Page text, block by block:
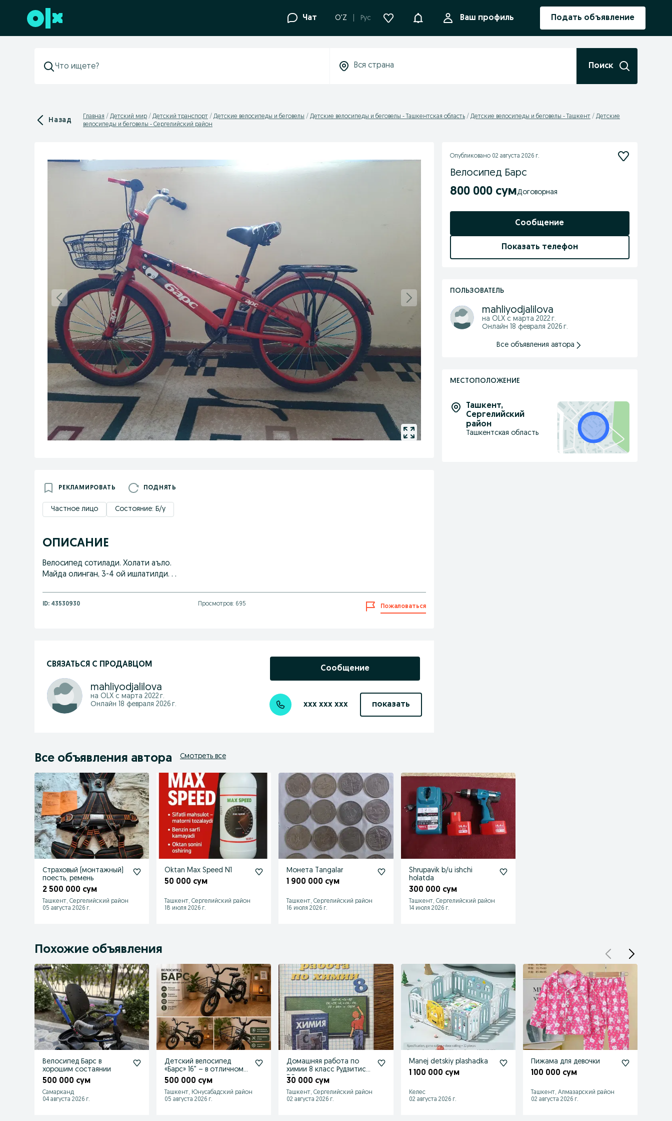
Перейти к нижнему колонтитулу Чат O'Z Рус УведомленияВаш профиль Подать объявление
Поиск
Назад Главная Детский мир Детский транспорт Детские велосипеды и беговелы Детские велосипеды и беговелы - Ташкентская область Детские велосипеды и беговелы - Ташкент
Детские
велосипеды и беговелы - Сергелийский район
РЕКЛАМИРОВАТЬ ПОДНЯТЬ
Частное лицо Состояние: Б/у
ОПИСАНИЕ
Велосипед сотилади. Холати аъло.
Майда олинган, 3-4 ой ишлатилди. . .
ID: 43530930 Просмотров: 695 Пожаловаться
СВЯЗАТЬСЯ С ПРОДАВЦОМ
mahliyodjalilova
на OLX с марта 2022 г.
Онлайн 18 февраля 2026 г.
Сообщение
xxx xxx xxx показать
Опубликовано 02 августа 2026 г.
Велосипед Барс
800 000 сум Договорная
Сообщение
Показать телефон
ПОЛЬЗОВАТЕЛЬ
mahliyodjalilova
на OLX с марта 2022 г.
Онлайн 18 февраля 2026 г.
Все объявления автора
МЕСТОПОЛОЖЕНИЕ
Ташкент,
Сергелийский
район
Ташкентская область
Все объявления автора Смотреть все
Страховый (монтажный)
поесть, ремень
2 500 000 сум
Ташкент, Сергелийский район
05 августа 2026 г.
Oktan Max Speed N1
50 000 сум
Ташкент, Сергелийский район
18 июля 2026 г.
Монета Tangalar
1 900 000 сум
Ташкент, Сергелийский район
16 июля 2026 г.
Shrupavik b/u ishchi
holatda
300 000 сум
Ташкент, Сергелийский район
14 июля 2026 г.
Похожие объявления
Велосипед Барс в
хорошим состаянии
500 000 сум
Самарканд
04 августа 2026 г.
Детский велосипед
«Барс» 16” – в отличном
состоянии
500 000 сум
Ташкент, Юнусабадский район
05 августа 2026 г.
Домашняя работа по
химии 8 класс Рудзитис
Г.Е.
30 000 сум
Ташкент, Сергелийский район
02 августа 2026 г.
Manej detskiy plashadka
1 100 000 сум
Келес
02 августа 2026 г.
Пижама для девочки
100 000 сум
Ташкент, Алмазарский район
02 августа 2026 г.